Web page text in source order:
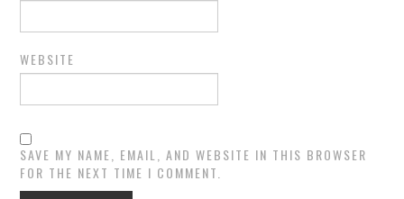
WEBSITE
SAVE MY NAME, EMAIL, AND WEBSITE IN THIS BROWSER
FOR THE NEXT TIME I COMMENT.